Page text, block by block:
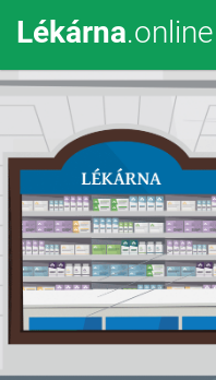
Lékárna.online